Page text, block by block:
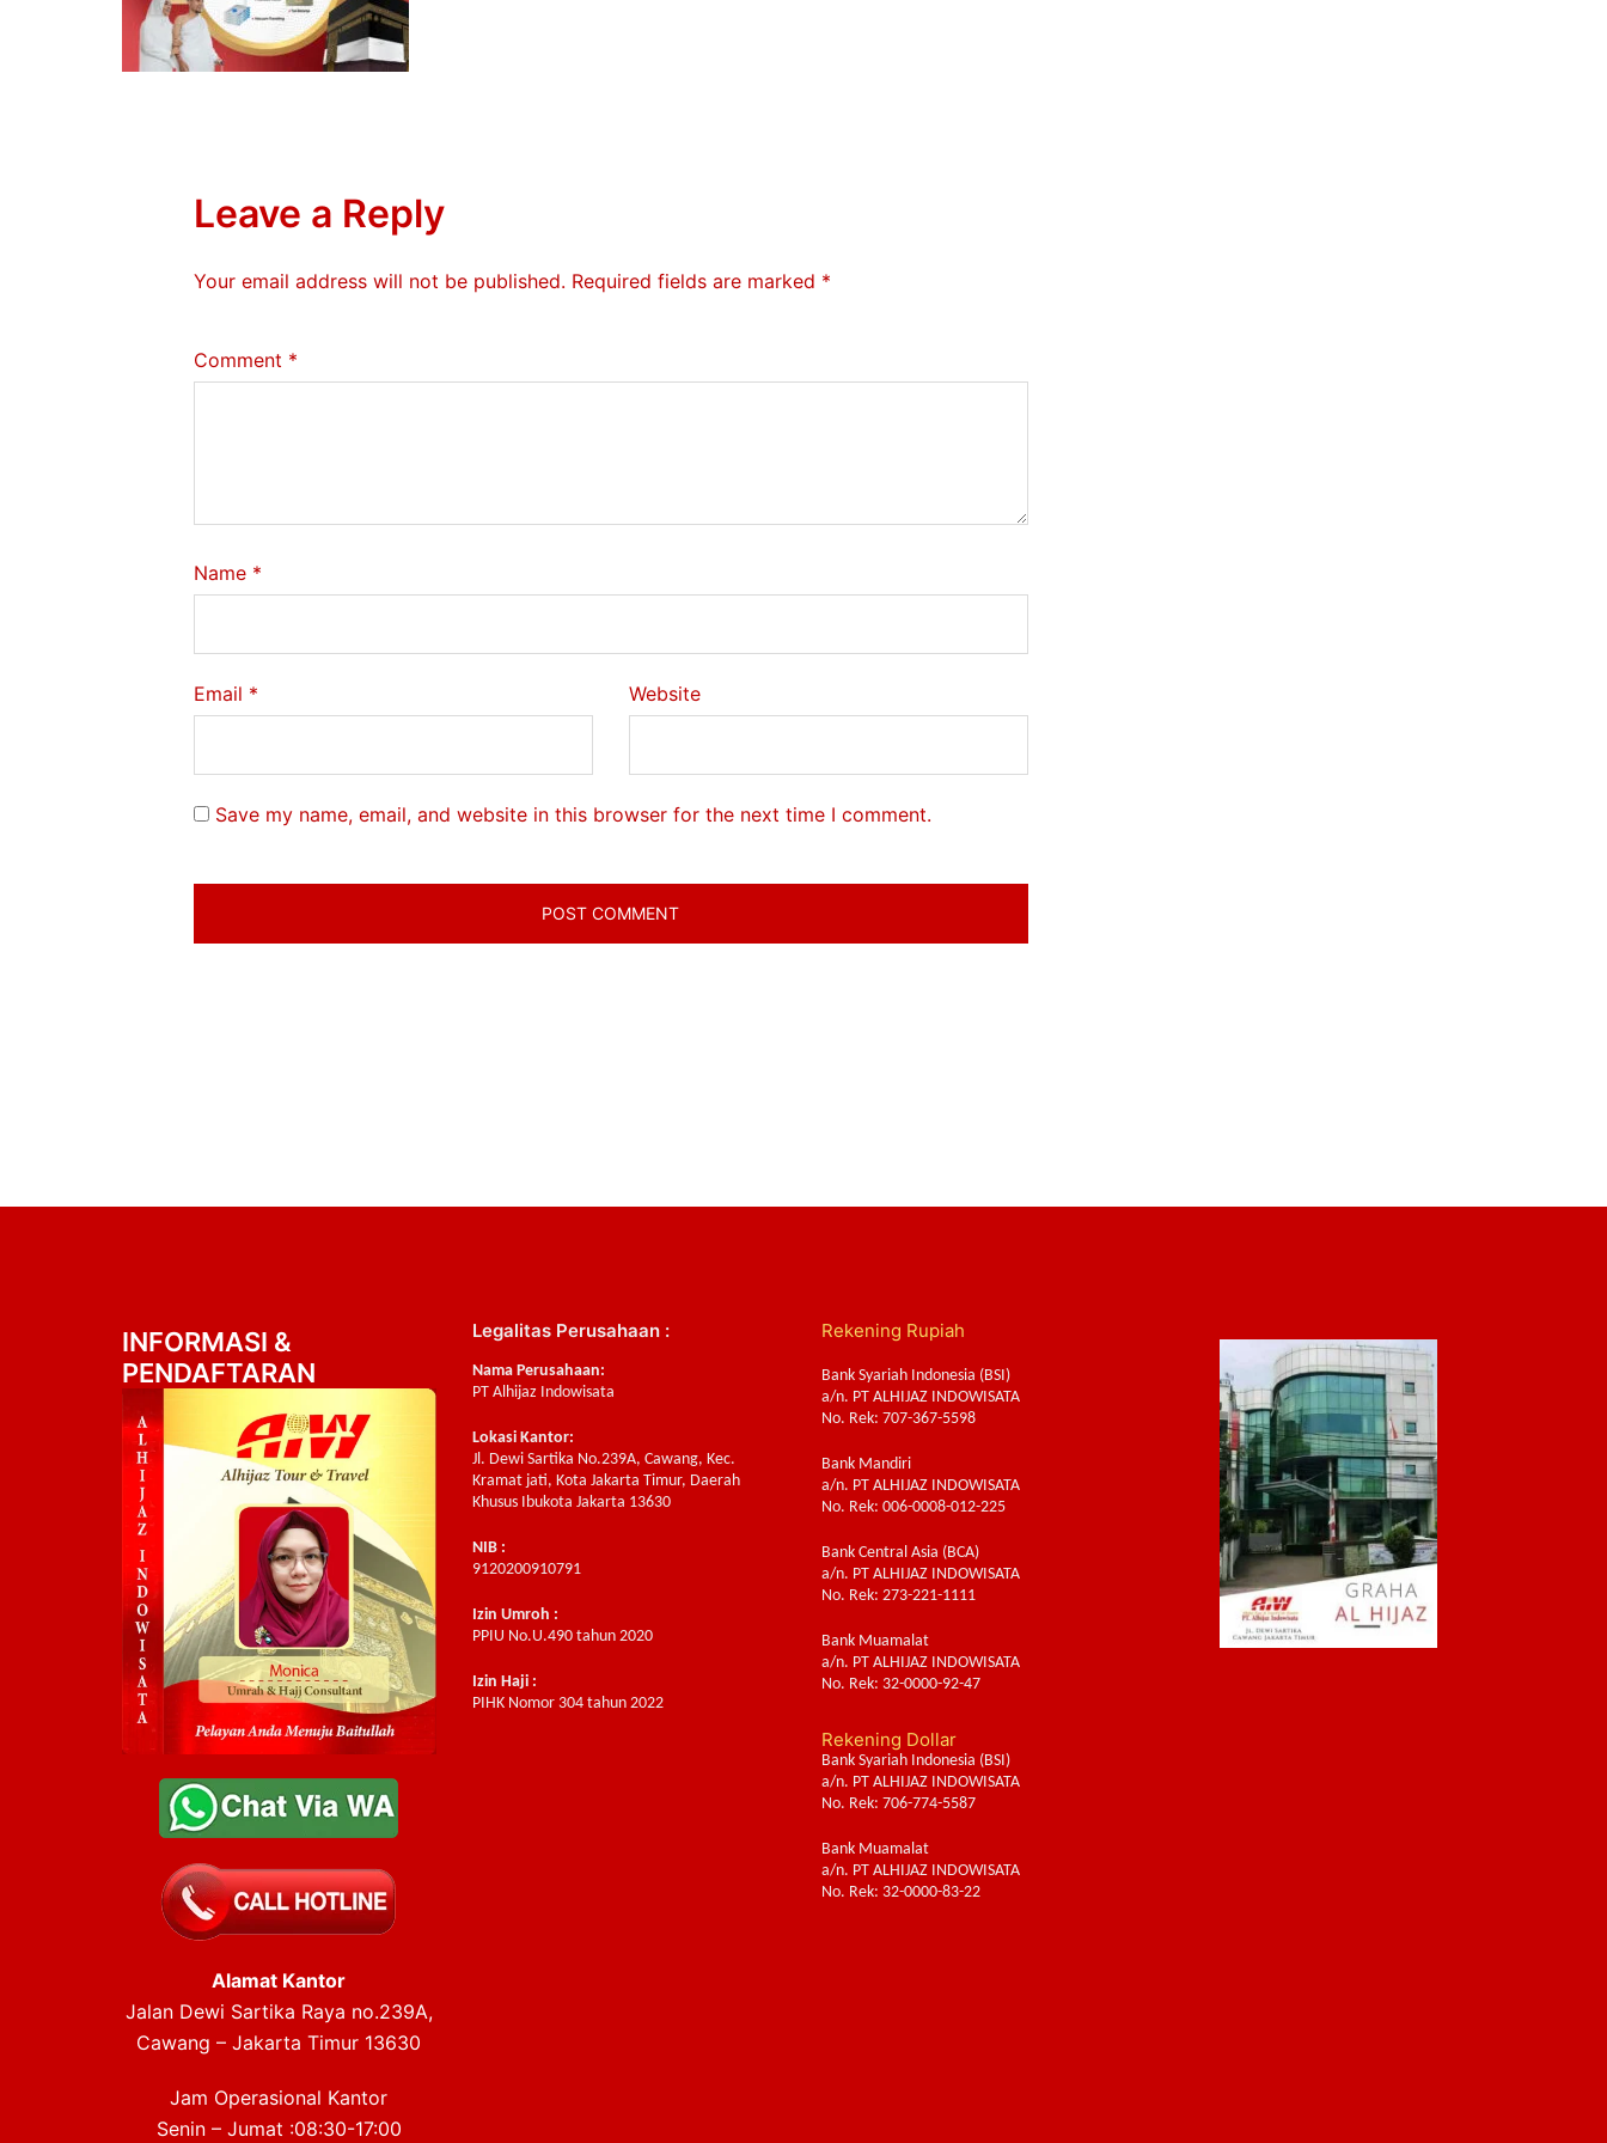
Leave a Reply
Your email address will not be published. Required fields are marked *
Comment *
Name *
Email * Website
Save my name, email, and website in this browser for the next time I comment.
INFORMASI &
PENDAFTARAN
Alamat Kantor
Jalan Dewi Sartika Raya no.239A,
Cawang – Jakarta Timur 13630
Jam Operasional Kantor
Senin – Jumat :08:30-17:00
Legalitas Perusahaan :
Nama Perusahaan:
PT Alhijaz Indowisata
Lokasi Kantor:
Jl. Dewi Sartika No.239A, Cawang, Kec.
Kramat jati, Kota Jakarta Timur, Daerah
Khusus Ibukota Jakarta 13630
NIB :
9120200910791
Izin Umroh :
PPIU No.U.490 tahun 2020
Izin Haji :
PIHK Nomor 304 tahun 2022
Rekening Rupiah
Bank Syariah Indonesia (BSI)
a/n. PT ALHIJAZ INDOWISATA
No. Rek: 707-367-5598
Bank Mandiri
a/n. PT ALHIJAZ INDOWISATA
No. Rek: 006-0008-012-225
Bank Central Asia (BCA)
a/n. PT ALHIJAZ INDOWISATA
No. Rek: 273-221-1111
Bank Muamalat
a/n. PT ALHIJAZ INDOWISATA
No. Rek: 32-0000-92-47
Rekening Dollar
Bank Syariah Indonesia (BSI)
a/n. PT ALHIJAZ INDOWISATA
No. Rek: 706-774-5587
Bank Muamalat
a/n. PT ALHIJAZ INDOWISATA
No. Rek: 32-0000-83-22